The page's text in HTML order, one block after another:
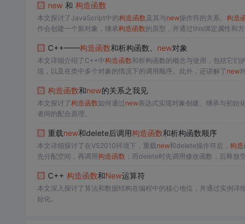
new和 构造函数
本文探讨了JavaScript中的构造函数及其与new操作符的关系。 构造
作会创建一个新对象，继承构造函数的原型，并通过this绑定属性和方
C++——构造函数和析构函数、 new对象
本文详细介绍了C++中构造函数和析构函数的概念与使用，包括它们
现，以及在类中多个对象的情况下的调用顺序。此外，还讲解了new
构造函数和new的关系之我见
本文探讨了构造函数如何通过new表达式实现对象创建、继承与初始
者间的配合原理。
重载new和delete后调用构造函数和析构函数顺序
本文详细探讨了在VS2010环境下，重载new和delete操作符后， 构造
先分配空间，再调用构造函数 ；而delete时先调用修改函数，后释放
C++ 构造函数和New运算符
本文深入探讨了算法和数据结构在编程中的核心地位，并通过实例详
始化。